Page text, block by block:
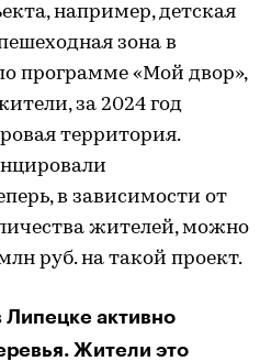
например, детская
зона в
программе «Мой двор»,
за 2024 год
территория.
в зависимости от
жителей, можно
руб. на такой проект.
активно
Жители это